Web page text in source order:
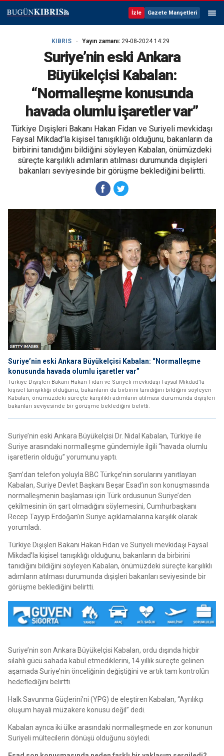
İzle Gazete Manşetleri
KIBRIS Yayın zamanı: 29-08-2024 14:29
Suriye’nin eski Ankara
Büyükelçisi Kabalan:
“Normalleşme konusunda
havada olumlu işaretler var”
Türkiye Dışişleri Bakanı Hakan Fidan ve Suriyeli mevkidaşı
Faysal Mikdad’la kişisel tanışıklığı olduğunu, bakanların da
birbirini tanıdığını bildiğini söyleyen Kabalan, önümüzdeki
süreçte karşılıklı adımların atılması durumunda dışişleri
bakanları seviyesinde bir görüşme beklediğini belirtti.
Suriye’nin eski Ankara Büyükelçisi Kabalan: “Normalleşme
konusunda havada olumlu işaretler var”
Türkiye Dışişleri Bakanı Hakan Fidan ve Suriyeli mevkidaşı Faysal Mikdad’la
kişisel tanışıklığı olduğunu, bakanların da birbirini tanıdığını bildiğini söyleyen
Kabalan, önümüzdeki süreçte karşılıklı adımların atılması durumunda dışişleri
bakanları seviyesinde bir görüşme beklediğini belirtti.
Suriye’nin eski Ankara Büyükelçisi Dr. Nidal Kabalan, Türkiye ile
Suriye arasındaki normalleşme gündemiyle ilgili “havada olumlu
işaretlerin olduğu” yorumunu yaptı.
Şam’dan telefon yoluyla BBC Türkçe’nin sorularını yanıtlayan
Kabalan, Suriye Devlet Başkanı Beşar Esad’ın son konuşmasında
normalleşmenin başlaması için Türk ordusunun Suriye’den
çekilmesinin ön şart olmadığını söylemesini, Cumhurbaşkanı
Recep Tayyip Erdoğan’ın Suriye açıklamalarına karşılık olarak
yorumladı.
Türkiye Dışişleri Bakanı Hakan Fidan ve Suriyeli mevkidaşı Faysal
Mikdad’la kişisel tanışıklığı olduğunu, bakanların da birbirini
tanıdığını bildiğini söyleyen Kabalan, önümüzdeki süreçte karşılıklı
adımların atılması durumunda dışişleri bakanları seviyesinde bir
görüşme beklediğini belirtti.
Suriye’nin son Ankara Büyükelçisi Kabalan, ordu dışında hiçbir
silahlı gücü sahada kabul etmediklerini, 14 yıllık süreçte gelinen
aşamada Suriye’nin önceliğinin değiştiğini ve artık tam kontrolün
hedeflediğini belirtti.
Halk Savunma Güçlerini’ni (YPG) de eleştiren Kabalan, “Ayrılıkçı
oluşum hayali müzakere konusu değil” dedi.
Kabalan ayrıca iki ülke arasındaki normalleşmede en zor konunun
Suriyeli mültecilerin dönüşü olduğunu söyledi.